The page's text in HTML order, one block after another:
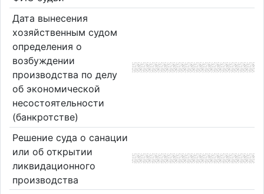
Дата вынесения
хозяйственным судом
определения о
возбуждении
производства по делу
об экономической
несостоятельности
(банкротстве)
Решение суда о санации
или об открытии
ликвидационного
производства